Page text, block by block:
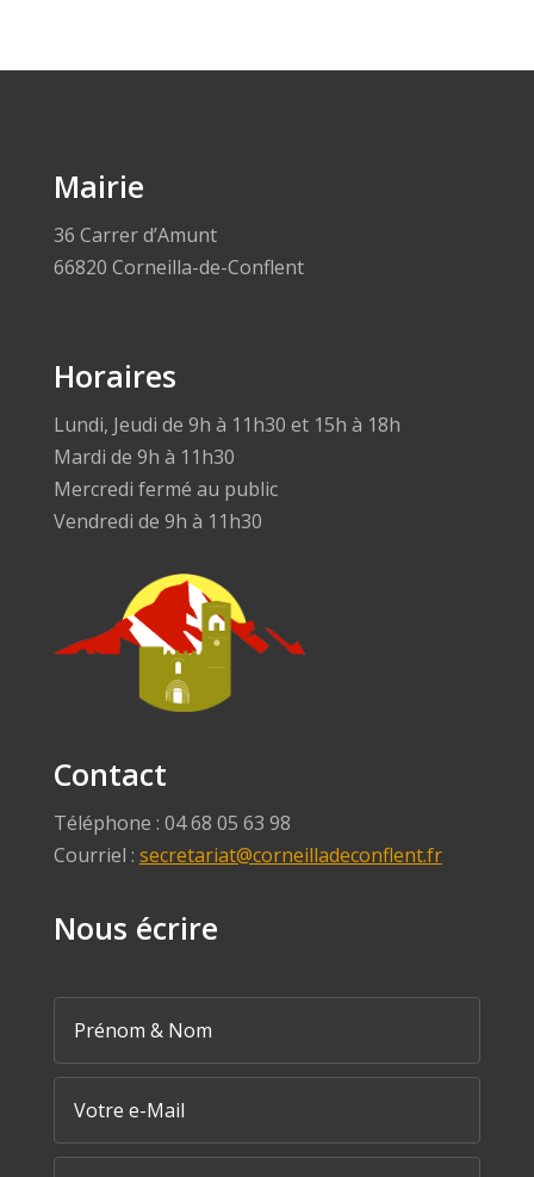
Mairie
36 Carrer d’Amunt
66820 Corneilla-de-Conflent
Horaires
Lundi, Jeudi de 9h à 11h30 et 15h à 18h
Mardi de 9h à 11h30
Mercredi fermé au public
Vendredi de 9h à 11h30
Contact
Téléphone : 04 68 05 63 98
Courriel : secretariat@corneilladeconflent.fr
Nous écrire